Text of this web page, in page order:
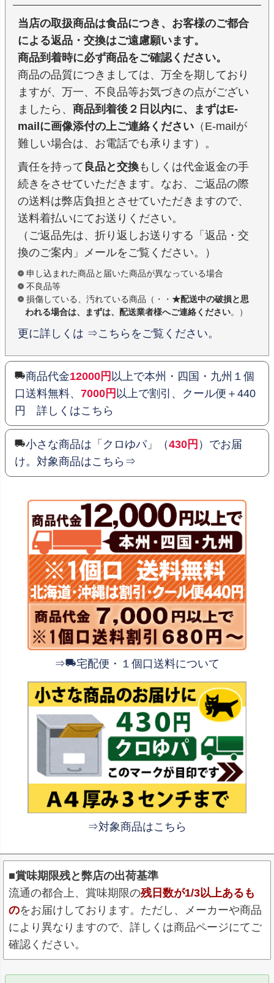
当店の取扱商品は食品につき、お客様のご都合
による返品・交換はご遠慮願います。
商品到着時に必ず商品をご確認ください。
商品の品質につきましては、万全を期しており
ますが、万一、不良品等お気づきの点がござい
ましたら、 商品到着後２日以内に、まずはE-
mailに画像添付の上ご連絡ください （E-mailが
難しい場合は、お電話でも承ります）。
責任を持って 良品と交換もしくは代金返金の手
続きをさせていただきます。なお、ご返品の際
の送料は弊店負担とさせていただきますので、
送料着払いにてお送りください。
（ご返品先は、折り返しお送りする「返品・交
換のご案内」メールをご覧ください。）
申し込まれた商品と届いた商品が異なっている場合
不良品等
損傷している、汚れている商品（・・ ★配送中の破損と思
われる場合は、まずは、配送業者様へご連絡ください。）
更に詳しくは ⇒こちらをご覧ください。
商品代金12000円 以上で本州・四国・九州１個
口送料無料、 7000円 以上で割引、クール便＋440
円 詳しくはこちら
小さな商品は「クロゆパ」（430円 ）でお届
け。対象商品はこちら⇒
⇒ 宅配便・１個口送料について
⇒対象商品はこちら
■賞味期限残と弊店の出荷基準
流通の都合上、賞味期限の残日数が1/3以上あるも
のをお届けしております。ただし、メーカーや商品
により異なりますので、詳しくは商品ページにてご
確認ください。